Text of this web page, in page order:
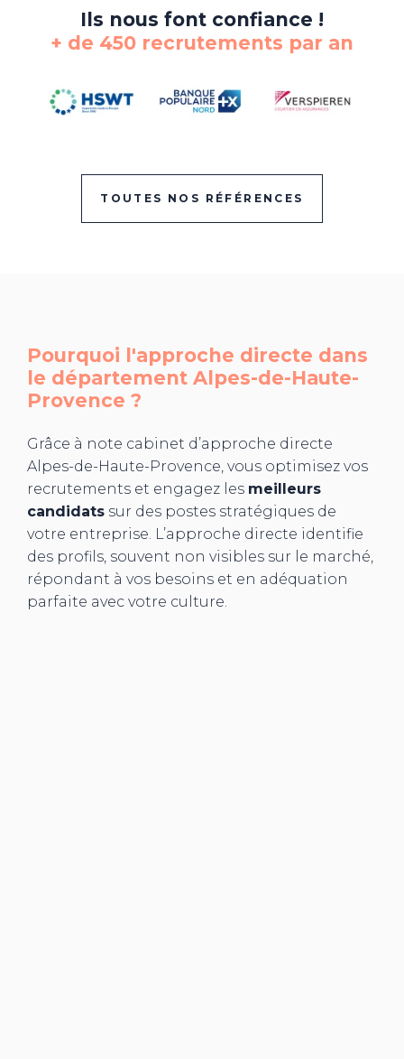
Ils nous font confiance !
+ de 450 recrutements par an
TOUTES NOS RÉFÉRENCES
Pourquoi l'approche directe dans
le département Alpes-de-Haute-
Provence ?
Grâce à note cabinet d’approche directe
Alpes-de-Haute-Provence, vous optimisez vos
recrutements et engagez les meilleurs
candidats sur des postes stratégiques de
votre entreprise. L’approche directe identifie
des profils, souvent non visibles sur le marché,
répondant à vos besoins et en adéquation
parfaite avec votre culture.